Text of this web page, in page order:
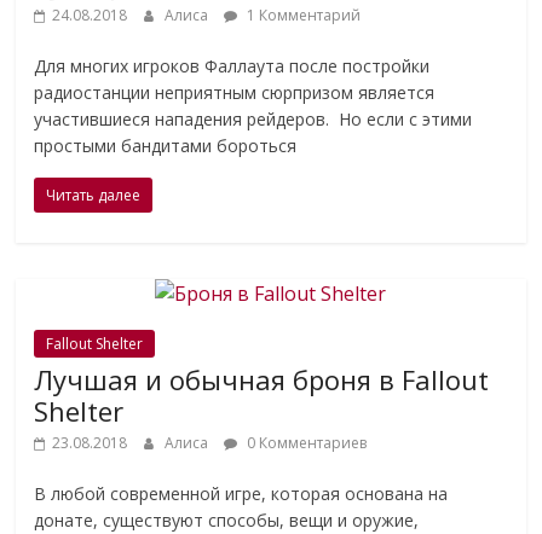
24.08.2018 Алиса 1 Комментарий
Для многих игроков Фаллаута после постройки
радиостанции неприятным сюрпризом является
участившиеся нападения рейдеров. Но если с этими
простыми бандитами бороться
Читать далее
Fallout Shelter
Лучшая и обычная броня в Fallout
Shelter
23.08.2018 Алиса 0 Комментариев
В любой современной игре, которая основана на
донате, существуют способы, вещи и оружие,